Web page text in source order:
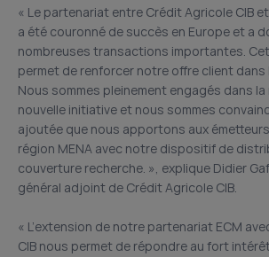
« Le partenariat entre Crédit Agricole CIB
a été couronné de succès en Europe et a
nombreuses transactions importantes.
permet de renforcer notre offre client dans
Nous sommes pleinement engagés dans
nouvelle initiative et nous sommes
ajoutée que nous apportons aux
région MENA avec notre dispositif de
couverture recherche. », explique Didier
général adjoint de Crédit Agricole CIB.
« L’extension de notre partenariat ECM
CIB nous permet de répondre au fort